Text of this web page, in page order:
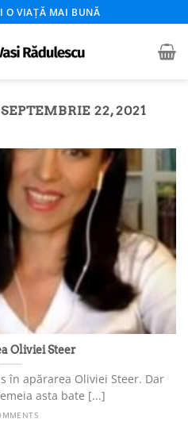
O VIAȚĂ MAI BUNĂ
SEPTEMBRIE 22, 2021
Oliviei Steer
în apărarea Oliviei Steer. Dar
asta bate [...]